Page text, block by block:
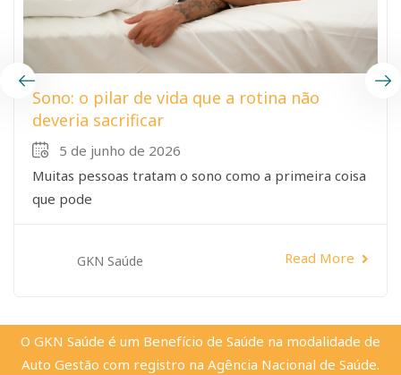
Sono: o pilar de vida que a rotina não
deveria sacrificar
5 de junho de 2026
Muitas pessoas tratam o sono como a primeira coisa
que pode
GKN Saúde Read More
O GKN Saúde é um Benefício de Saúde na modalidade de
Auto Gestão com registro na Agência Nacional de Saúde.